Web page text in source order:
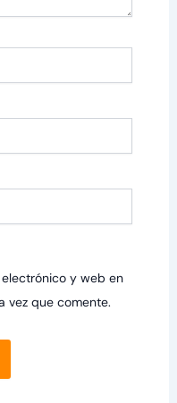
y web en
vez que comente.